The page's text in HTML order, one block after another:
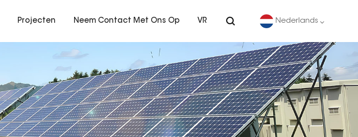
Projecten Neem Contact Met Ons Op VR Nederlands
English
Deutsch
español